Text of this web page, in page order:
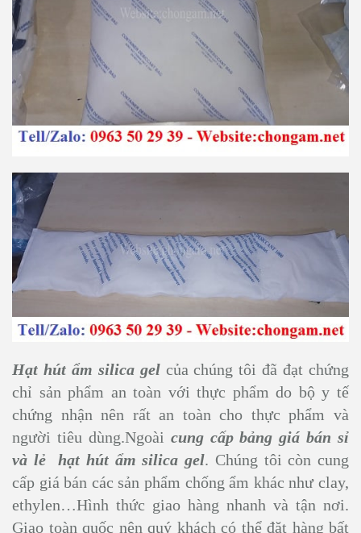
Hạt hút ẩm silica gelcủa chúng tôi đã đạt chứng
chỉ sản phẩm an toàn với thực phẩm do bộ y tế
chứng nhận nên rất an toàn cho thực phẩm và
người tiêu dùng.Ngoài cung cấp bảng giá bán sỉ
và lẻ hạt hút ẩm silica gel. Chúng tôi còn cung
cấp giá bán các sản phẩm chống ẩm khác như clay,
ethylen…Hình thức giao hàng nhanh và tận nơi.
Giao toàn quốc nên quý khách có thể đặt hàng bất